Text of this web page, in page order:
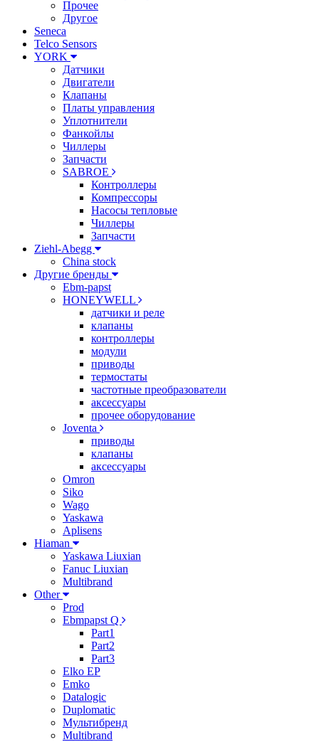
Прочее
Другое
Seneca
Telco Sensors
YORK
Датчики
Двигатели
Клапаны
Платы управления
Уплотнители
Фанкойлы
Чиллеры
Запчасти
SABROE
Контроллеры
Компрессоры
Насосы тепловые
Чиллеры
Запчасти
Ziehl-Abegg
China stock
Другие бренды
Ebm-papst
HONEYWELL
датчики и реле
клапаны
контроллеры
модули
приводы
термостаты
частотные преобразователи
аксессуары
прочее оборудование
Joventa
приводы
клапаны
аксессуары
Omron
Siko
Wago
Yaskawa
Aplisens
Hiaman
Yaskawa Liuxian
Fanuc Liuxian
Multibrand
Other
Prod
Ebmpapst Q
Part1
Part2
Part3
Elko EP
Emko
Datalogic
Duplomatic
Мультибренд
Multibrand